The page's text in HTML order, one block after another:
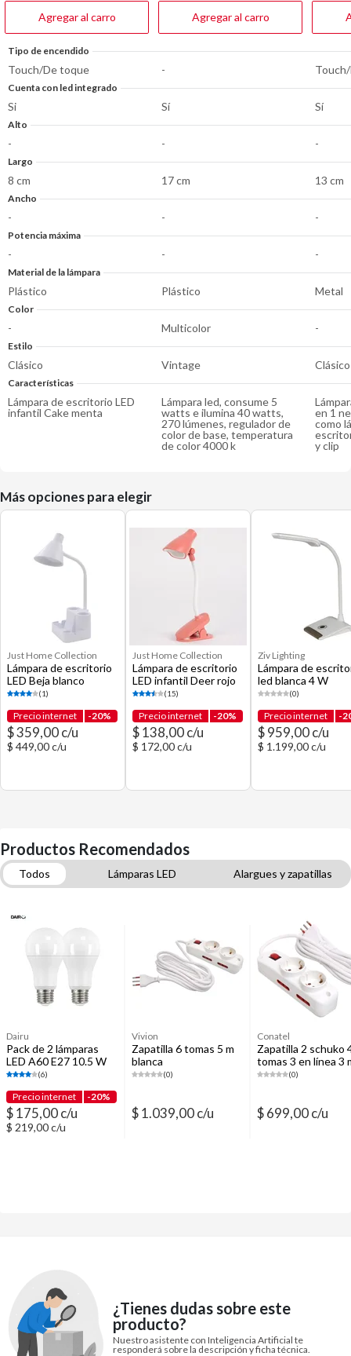
Agregar al carro Agregar al carro
Tipo de encendido
Touch/De toque -
Cuenta con led integrado
Si Sí Sí
Alto
- - -
Largo
8 cm 17 cm 13 cm
Ancho
- - -
Potencia máxima
- - -
Material de la lámpara
Plástico Plástico Metal
Color
- Multicolor -
Estilo
Clásico Vintage Clásico
Características
Lámpara de escritorio LED
infantil Cake menta
Lámpara led, consume 5
watts e ilumina 40 watts,
270 lúmenes, regulador de
color de base, temperatura
de color 4000 k
en 1
como
y clip
Más opciones para elegir
Just Home Collection
Lámpara de escritorio
LED Beja blanco
(1)
Precio internet -20%
$ 359,00 c/u
$ 449,00 c/u
Just Home Collection
Lámpara de escritorio
LED infantil Deer rojo
(15)
Precio internet -20%
$ 138,00 c/u
$ 172,00 c/u
Ziv Lighting
Lámpara de
led blanca 4 W
(0)
Precio internet -
$ 959,00 c/u
$ 1.199,00 c/u
Productos Recomendados
Todos Lámparas LED
Alargues y zapatillas
Lámparas de mesa y escritorio
Iluminación interior
Dairu
Pack de 2 lámparas
LED A60 E27 10.5 W
luz cálida
(6)
Precio internet -20%
$ 175,00 c/u
$ 219,00 c/u
Vivion
Zapatilla 6 tomas 5 m
blanca
(0)
$ 1.039,00 c/u
Conatel
Zapatilla 2 schuko
tomas 3 en línea 3
blanca(0)
$ 699,00 c/u
¿Tienes dudas sobre este
producto?
Nuestro asistente con Inteligencia Artificial te
responderá sobre la descripción y ficha técnica.